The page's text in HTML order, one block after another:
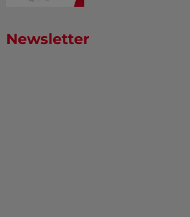
Newsletter